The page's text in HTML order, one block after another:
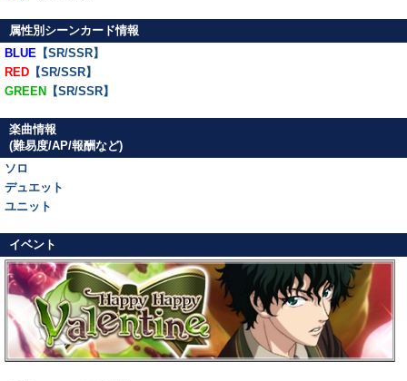
属性別シーンカード情報
BLUE 【SR/SSR】
RED 【SR/SSR】
GREEN 【SR/SSR】
楽曲情報
(難易度/AP/報酬など)
ソロ
デュエット
ユニット
イベント